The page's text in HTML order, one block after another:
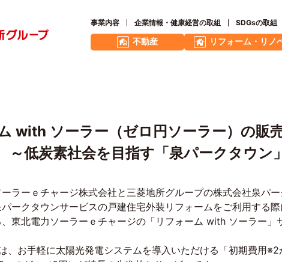
事業内容 企業情報・健康経営の取組 SDGsの取組
不動産 リフォーム・リノ
with ソーラー（ゼロ円ソーラー）の販
～低炭素社会を目指す「泉パークタウン
ラーｅチャージ株式会社と三菱地所グループの株式会社泉パ
ークタウンサービスの戸建住宅外装リフォームをご利用する
東北電力ソーラーｅチャージの「リフォーム with ソーラー」
、お手軽に太陽光発電システムを導入いただける「初期費用※2